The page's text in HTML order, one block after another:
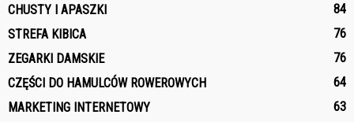
CHUSTY I APASZKI
84
STREFA KIBICA
76
ZEGARKI DAMSKIE
76
CZĘŚCI DO HAMULCÓW ROWEROWYCH
64
MARKETING INTERNETOWY
63